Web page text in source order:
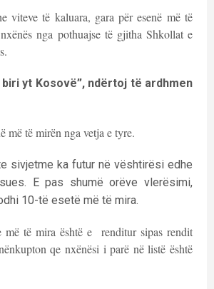
viteve të kaluara, gara për esenë më të
nga pothuajse të gjitha Shkollat e
biri yt Kosovë”, ndërtoj të ardhmen
më të mirën nga vetja e tyre.
sivjetme ka futur në vështirësi edhe
E pas shumë orëve vlerësimi,
10-të esetë më të mira.
më të mira është e renditur sipas rendit
qe nxënësi i parë në listë është